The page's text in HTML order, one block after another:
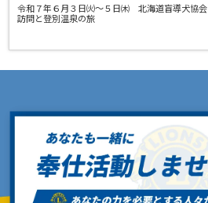
令和７年６月３日㈫～５日㈭ 北海道盲導犬協会
訪問と登別温泉の旅